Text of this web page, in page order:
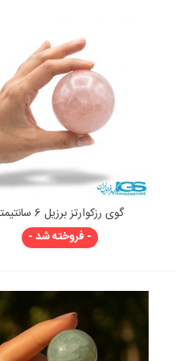
نمایش سریع
گوی رزکوارتز برزیل 6 سانتیمتر
- فروخته شد -